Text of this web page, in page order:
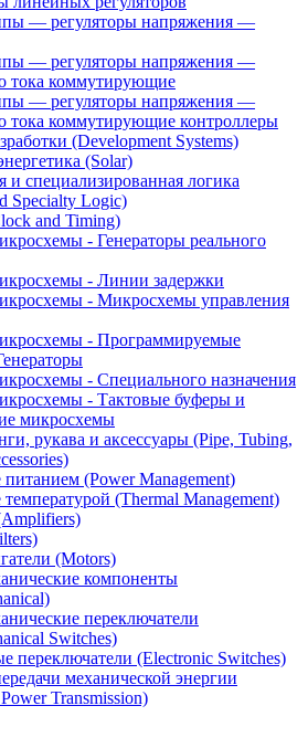
— регуляторы напряжения —
— регуляторы напряжения —
тока коммутирующие
— регуляторы напряжения —
тока коммутирующие контроллеры
(Development Systems)
(Solar)
и специализированная логика
Specialty Logic)
and Timing)
- Генераторы реального
- Линии задержки
- Микросхемы управления
- Программируемые
- Специального назначения
- Тактовые буферы и
микросхемы
рукава и аксессуары (Pipe, Tubing,
(Power Management)
(Thermal Management)
(Motors)
компоненты
переключатели
Switches)
переключатели (Electronic Switches)
механической энергии
Transmission)